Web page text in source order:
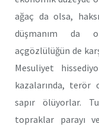
ağaç da olsa,
düşmanım da
açgözlülüğün de
Mesuliyet
kazalarında, terör
sapır ölüyorlar.
topraklar parayı